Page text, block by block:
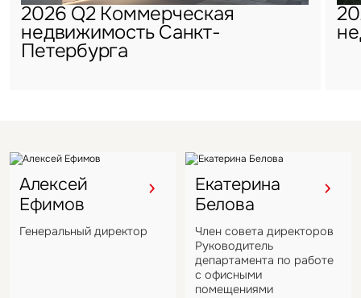
2026 Q2 Коммерческая
недвижимость Санкт-
Петербурга
Алексей
Ефимов
Генеральный директор
Екатерина
Белова
Член совета директоров
Руководитель
департамента по работе
с офисными
помещениями